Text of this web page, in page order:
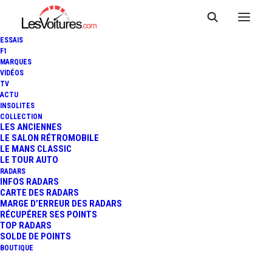
ESSAIS
F1
MARQUES
VIDÉOS
TV
ACTU
INSOLITES
COLLECTION
LES ANCIENNES
LE SALON RÉTROMOBILE
LE MANS CLASSIC
LE TOUR AUTO
RADARS
INFOS RADARS
CARTE DES RADARS
MARGE D’ERREUR DES RADARS
RÉCUPÉRER SES POINTS
TOP RADARS
SOLDE DE POINTS
BOUTIQUE
LE DÉFILÉ RENAULT : VISITE
GUIDÉE DU NOUVEAU
FLAGSHIP PARISIEN
3 Minutes |